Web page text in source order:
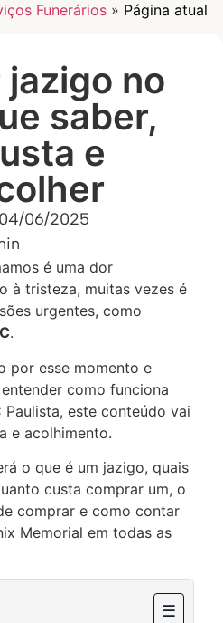
Funerários » Página atual
no
saber,
e
04/06/2025
é uma dor
à tristeza, muitas vezes é
urgentes, como
.
por esse momento e
como funciona
Paulista, este conteúdo vai
e acolhimento.
o que é um jazigo, quais
custa comprar um, o
comprar e como contar
Memorial em todas as
☰